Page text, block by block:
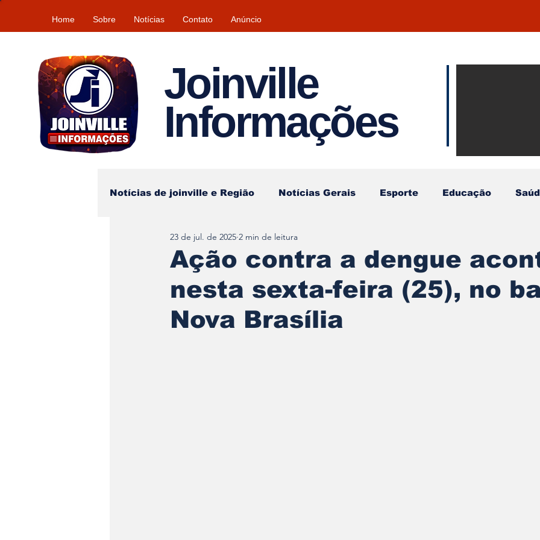
Home Sobre Notícias Contato Anúncio
Joinville
Informações
Notícias de joinville e Região Notícias Gerais Esporte Educação
Tempo\clima
Ação contra a dengue
nesta sexta-feira (25), no
Nova Brasília
23 de jul. de 2025 2 min de leitura